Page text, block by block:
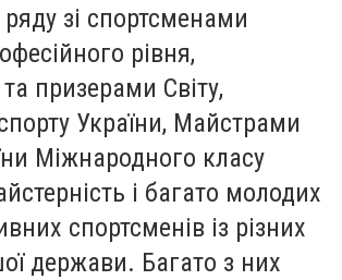
зі спортсменами
рівня,
призерами Світу,
України, Майстрами
Міжнародного класу
і багато молодих
спортсменів із різних
держави. Багато з них